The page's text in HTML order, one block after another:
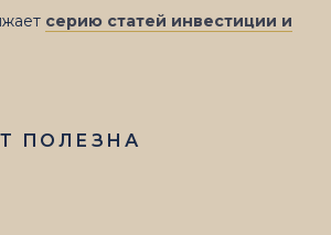
серию статей инвестиции и
ПОЛЕЗНА